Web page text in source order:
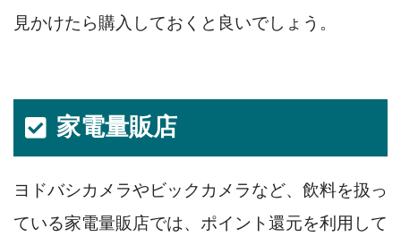
見かけたら購入しておくと良いでしょう。
家電量販店
ヨドバシカメラやビックカメラなど、飲料を扱っ
ている家電量販店では、ポイント還元を利用して